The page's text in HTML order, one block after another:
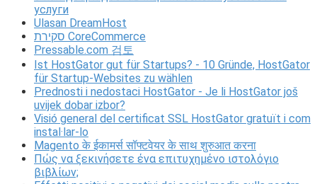
услуги
Ulasan DreamHost
סקירת CoreCommerce
Pressable.com 검토
Ist HostGator gut für Startups? - 10 Gründe, HostGator
für Startup-Websites zu wählen
Prednosti i nedostaci HostGator - Je li HostGator još
uvijek dobar izbor?
Visió general del certificat SSL HostGator gratuït i com
instal·lar-lo
Magento के ईकामर्स सॉफ्टवेयर के साथ शुरुआत करना
Πώς να ξεκινήσετε ένα επιτυχημένο ιστολόγιο
βιβλίων;